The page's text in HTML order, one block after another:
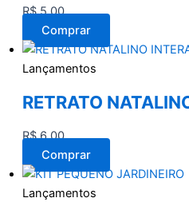
R$5,00
Comprar
Lançamentos
RETRATO
R$6,00
Comprar
Lançamentos